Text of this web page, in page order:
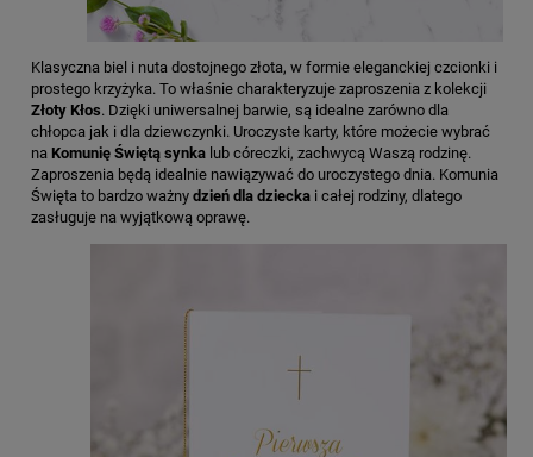
Klasyczna biel i nuta dostojnego złota, w formie eleganckiej czcionki i
prostego krzyżyka. To właśnie charakteryzuje zaproszenia z kolekcji
Złoty Kłos. Dzięki uniwersalnej barwie, są idealne zarówno dla
chłopca jak i dla dziewczynki. Uroczyste karty, które możecie wybrać
na Komunię Świętą synka lub córeczki, zachwycą Waszą rodzinę.
Zaproszenia będą idealnie nawiązywać do uroczystego dnia. Komunia
Święta to bardzo ważny dzień dla dziecka i całej rodziny, dlatego
zasługuje na wyjątkową oprawę.